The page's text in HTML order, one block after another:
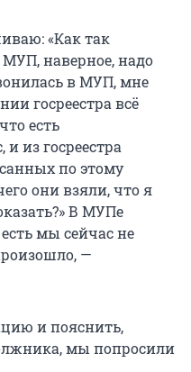
«Как так
наверное, надо
в МУП, мне
госреестра всё
есть
из госреестра
по этому
они взяли, что я
В МУПе
мы сейчас не
—
и пояснить,
мы попросили